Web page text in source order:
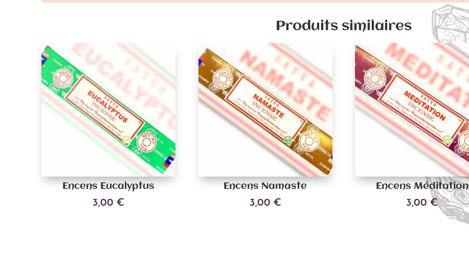
Produits similaires
Encens Eucalyptus
3,00 €
Encens Namaste
3,00 €
Encens Méditation
3,00 €